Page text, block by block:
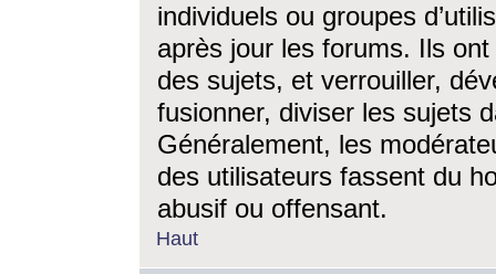
individuels ou groupes
après jour les forums. Ils ont
des sujets, et verrouiller,
fusionner, diviser les sujets
Généralement, les
des utilisateurs fassent du
abusif ou offensant.
Haut